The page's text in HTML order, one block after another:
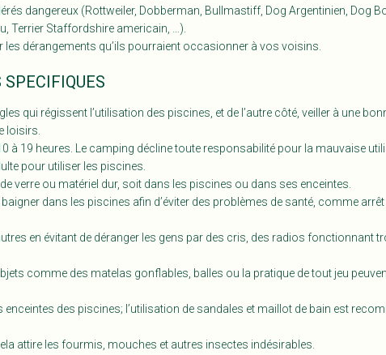
dangereux (Rottweiler, Dobberman, Bullmastiff, Dog Argentinien, Dog
Terrier Staffordshire americain, …).
dérangements qu’ils pourraient occasionner à vos voisins.
qui régissent l’utilisation des piscines, et de l’autre côté, veiller à une
loisirs.
à 19 heures. Le camping décline toute responsabilité pour la mauvaise
pour utiliser les piscines.
verre ou matériel dur, soit dans les piscines ou dans ses enceintes.
dans les piscines afin d’éviter des problèmes de santé, comme
en évitant de déranger les gens par des cris, des radios fonctionnant
comme des matelas gonflables, balles ou la pratique de tout jeu
enceintes des piscines; l’utilisation de sandales et maillot de bain est
attire les fourmis, mouches et autres insectes indésirables.